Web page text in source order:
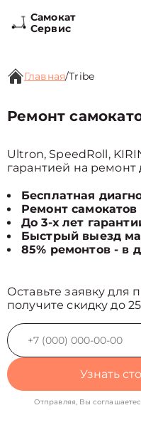
Самокат
Сервис
Главная/Tribe
Ремонт
Ultron, SpeedRoll,
гарантией на ремонт
Бесплатная
Ремонт
До 3-х лет
Быстрый выезд
85% ремонтов - в
Оставьте заявку для
получите скидку до
Узнать
Отправляя, Вы